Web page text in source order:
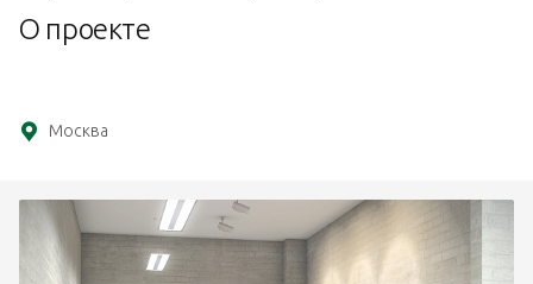
О проекте
Москва